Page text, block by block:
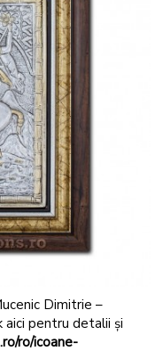
Dimitrie –
aici pentru detalii și
ro/icoane-